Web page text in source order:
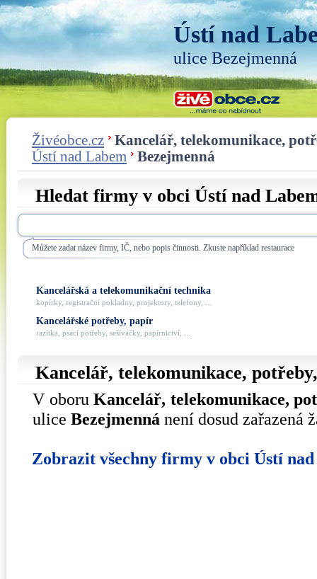
Ústí nad
ulice Bezejmenná
Živéobce.cz
Kancelář, telekomunikace,
Ústí nad Labem
Bezejmenná
Hledat firmy v obci Ústí nad
Můžete zadat název firmy, IČ, nebo popis činnosti. Zkuste například restaurace
Kancelářská a telekomunikační technika
kopírky, registrační pokladny, projektory, telefony, ...
Kancelářské potřeby, papír
razítka, psací potřeby, sešívačky, papírnictví, ...
Kancelář, telekomunikace,
V oboruKancelář, telekomunikace,
ulice Bezejmenná není dosud zařazená
Zobrazit všechny firmy v obci Ústí